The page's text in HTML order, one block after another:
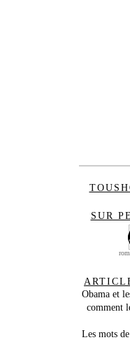
SUR
Obama et
comment
Les mots